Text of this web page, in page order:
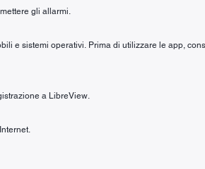
gli allarmi.
e sistemi operativi. Prima di utilizzare le app,
a LibreView.